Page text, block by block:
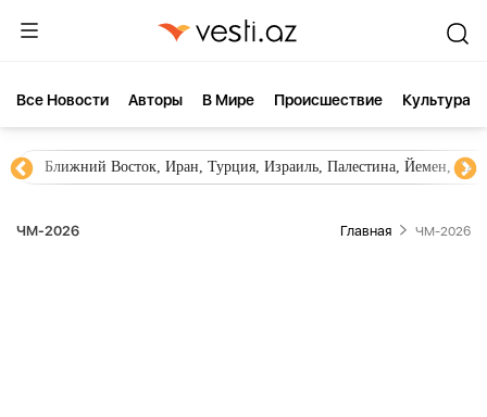
Все Новости Aвторы В Мире Происшествие Культура
Новости Азербайджана Южный Кавказ, Грузия,
ЧМ-2026 Главная ЧМ-2026